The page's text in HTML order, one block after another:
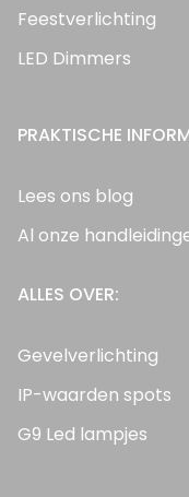
Feestverlichting
LED Dimmers
PRAKTISCHE
Lees ons blog
Al onze
ALLES OVER:
Gevelverlichting
IP-waarden spots
G9 Led lampjes